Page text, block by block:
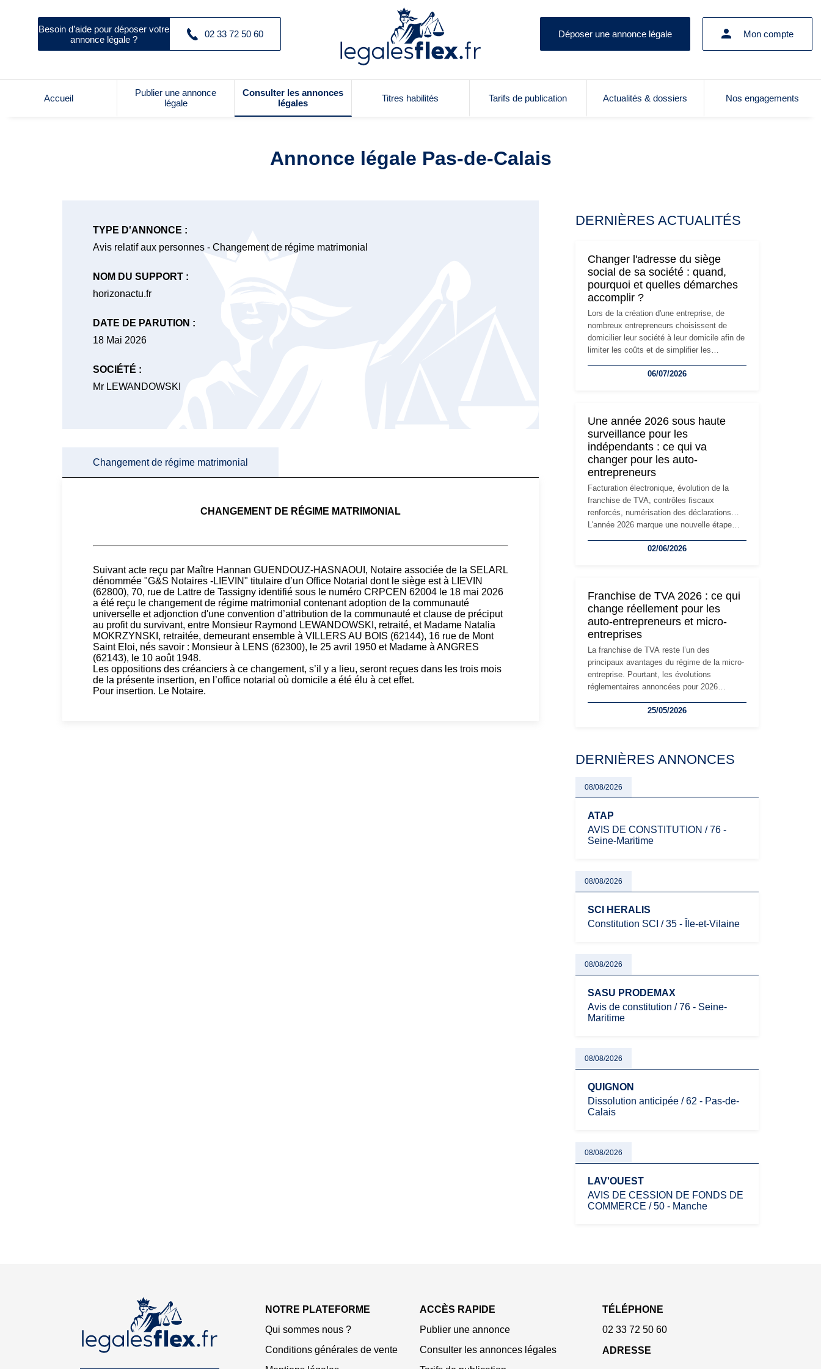
Besoin d’aide pour déposer votre
annonce légale ?
02 33 72 50 60 Déposer une annonce légale Mon compte
Accueil
Publier une annonce
légale
Consulter les annonces
légales
Titres habilités Tarifs de publication Actualités & dossiers Nos engagements
Annonce légale Pas-de-Calais
TYPE D'ANNONCE :
Avis relatif aux personnes - Changement de régime matrimonial
NOM DU SUPPORT :
horizonactu.fr
DATE DE PARUTION :
18 Mai 2026
SOCIÉTÉ :
Mr LEWANDOWSKI
Changement de régime matrimonial
CHANGEMENT DE RÉGIME MATRIMONIAL
Suivant acte reçu par Maître Hannan GUENDOUZ-HASNAOUI, Notaire associée de la SELARL
dénommée "G&S Notaires -LIEVIN" titulaire d’un Office Notarial dont le siège est à LIEVIN
(62800), 70, rue de Lattre de Tassigny identifié sous le numéro CRPCEN 62004 le 18 mai 2026
a été reçu le changement de régime matrimonial contenant adoption de la communauté
universelle et adjonction d'une convention d’attribution de la communauté et clause de préciput
au profit du survivant, entre Monsieur Raymond LEWANDOWSKI, retraité, et Madame Natalia
MOKRZYNSKI, retraitée, demeurant ensemble à VILLERS AU BOIS (62144), 16 rue de Mont
Saint Eloi, nés savoir : Monsieur à LENS (62300), le 25 avril 1950 et Madame à ANGRES
(62143), le 10 août 1948.
Les oppositions des créanciers à ce changement, s’il y a lieu, seront reçues dans les trois mois
de la présente insertion, en l’office notarial où domicile a été élu à cet effet.
Pour insertion. Le Notaire.
DERNIÈRES ACTUALITÉS
Changer l'adresse du siège
social de sa société : quand,
pourquoi et quelles démarches
accomplir ?
Lors de la création d'une entreprise, de
nombreux entrepreneurs choisissent de
domicilier leur société à leur domicile afin de
limiter les coûts et de simplifier les
l'activité, cette solution peut rapidement
siège social répond souvent à une nouvelle
étape de la vie de l'entreprise et implique
plusieurs formalités obligatoires.
06/07/2026
Une année 2026 sous haute
surveillance pour les
indépendants : ce qui va
changer pour les auto-
entrepreneurs
Facturation électronique, évolution de la
franchise de TVA, contrôles fiscaux
renforcés, numérisation des déclarations…
L'année 2026 marque une nouvelle étape
travailleurs indépendants. Si le régime de la
réglementaire plus exigeant. Décryptage des
principaux changements et des précautions
à prendre pour éviter les mauvaises
surprises.
02/06/2026
Franchise de TVA 2026 : ce qui
change réellement pour les
auto-entrepreneurs et micro-
entreprises
La franchise de TVA reste l’un des
principaux avantages du régime de la micro-
entreprise. Pourtant, les évolutions
réglementaires annoncées pour 2026
les auto-entrepreneurs, artisans et
évoluent dans un contexte de contrôle
oblige les indépendants à rester
particulièrement vigilants.
25/05/2026
DERNIÈRES ANNONCES
08/08/2026
ATAP
AVIS DE CONSTITUTION / 76 -
Seine-Maritime
08/08/2026
SCI HERALIS
Constitution SCI / 35 - Île-et-Vilaine
08/08/2026
SASU PRODEMAX
Avis de constitution / 76 - Seine-
Maritime
08/08/2026
QUIGNON
Dissolution anticipée / 62 - Pas-de-
Calais
08/08/2026
LAV'OUEST
AVIS DE CESSION DE FONDS DE
COMMERCE / 50 - Manche
NOTRE PLATEFORME
Qui sommes nous ?
Conditions générales de vente
ACCÈS RAPIDE
Publier une annonce
Consulter les annonces légales
TÉLÉPHONE
02 33 72 50 60
ADRESSE